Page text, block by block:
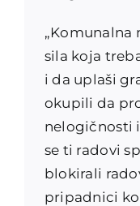
„Komunalna
sila koja
i da uplaši
okupili da
nelogičnosti
se ti radovi
blokirali
pripadnici